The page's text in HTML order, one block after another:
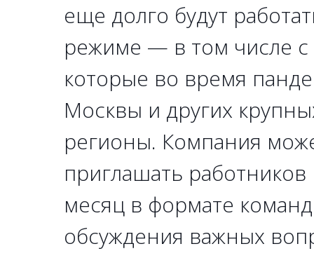
еще долго будут
режиме — в том числе с
которые во время
Москвы и других
регионы. Компания
приглашать
месяц в формате
обсуждения важных